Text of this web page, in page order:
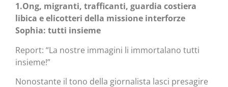
1.Ong, migranti, trafficanti, guardia costiera
libica e elicotteri della missione interforze
Sophia: tutti insieme
Report: “La nostre immagini li immortalano tutti
insieme!”
Nonostante il tono della giornalista lasci presagire